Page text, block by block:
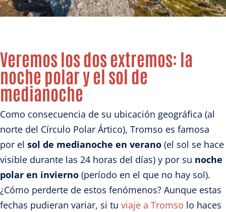
Veremos los dos extremos: la
noche polar y el sol de
medianoche
Como consecuencia de su ubicación geográfica (al
norte del Círculo Polar Ártico), Tromso es famosa
por el sol de medianoche en verano (el sol se hace
visible durante las 24 horas del días) y por su noche
polar en invierno (período en el que no hay sol).
¿Cómo perderte de estos fenómenos? Aunque estas
fechas pudieran variar, si tu viaje a Tromso lo haces